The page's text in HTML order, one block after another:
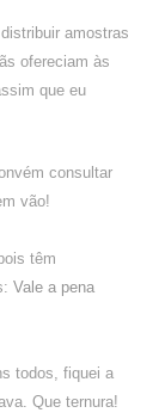
amostras
ofereciam às
que eu
consultar
vão!
têm
Vale a pena
todos, fiquei a
Que ternura!